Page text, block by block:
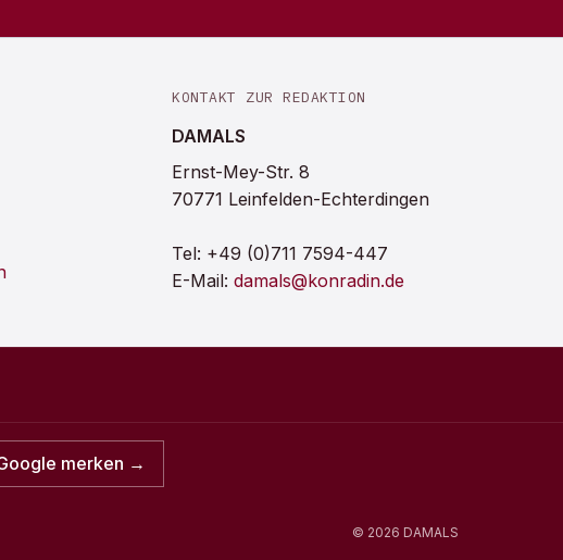
KONTAKT ZUR REDAKTION
DAMALS
Ernst-Mey-Str. 8
70771 Leinfelden-Echterdingen
Tel: +49 (0)711 7594-447
E-Mail: damals@konradin.de
merken →
© 2026 DAMALS